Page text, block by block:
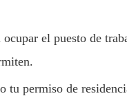
el puesto de
permiso de